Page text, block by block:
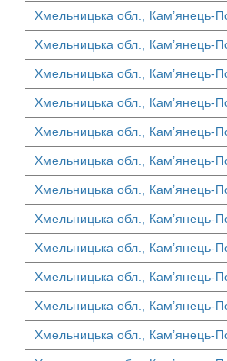
Хмельницька обл., Кам’янець-
Хмельницька обл., Кам’янець-
Хмельницька обл., Кам’янець-
Хмельницька обл., Кам’янець-
Хмельницька обл., Кам’янець-
Хмельницька обл., Кам’янець-
Хмельницька обл., Кам’янець-
Хмельницька обл., Кам’янець-
Хмельницька обл., Кам’янець-
Хмельницька обл., Кам’янець-
Хмельницька обл., Кам’янець-
Хмельницька обл., Кам’янець-